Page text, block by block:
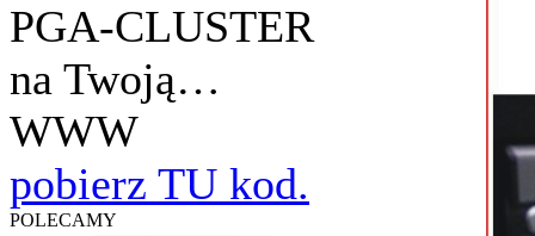
PGA-CLUSTER
na Twoją…
WWW
pobierz TU kod.
POLECAMY